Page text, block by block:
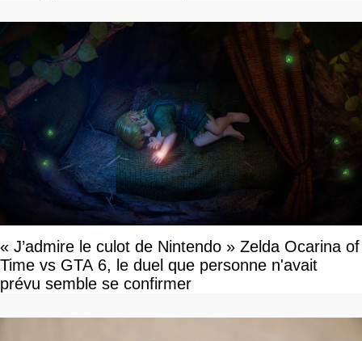
« J’admire le culot de Nintendo » Zelda Ocarina of
Time vs GTA 6, le duel que personne n'avait
prévu semble se confirmer